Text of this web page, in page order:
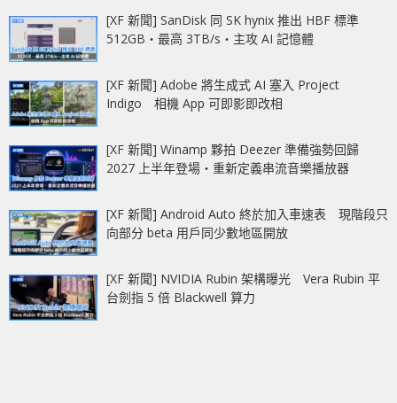
[XF 新聞] SanDisk 同 SK hynix 推出 HBF 標準
512GB‧最高 3TB/s‧主攻 AI 記憶體
[XF 新聞] Adobe 將生成式 AI 塞入 Project
Indigo 相機 App 可即影即改相
[XF 新聞] Winamp 夥拍 Deezer 準備強勢回歸
2027 上半年登場‧重新定義串流音樂播放器
[XF 新聞] Android Auto 終於加入車速表 現階段只
向部分 beta 用戶同少數地區開放
[XF 新聞] NVIDIA Rubin 架構曝光 Vera Rubin 平
台劍指 5 倍 Blackwell 算力